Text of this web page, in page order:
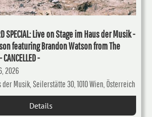
SPECIAL: Live on Stage im Haus der Musik -
featuring Brandon Watson from The
-
2026
der Musik, Seilerstätte 30, 1010 Wien, Österreich
Details